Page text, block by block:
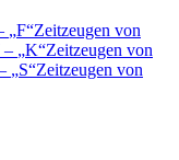
F Zeitzeugen von
– K Zeitzeugen von
S Zeitzeugen von